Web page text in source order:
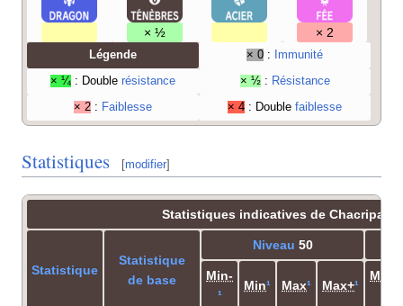
× ½ × 2
Légende × 0 : Immunité
× ¼ : Double résistance × ½ : Résistance
× 2 : Faiblesse × 4 : Double faiblesse
Statistiques [modifier]
Statistiques indicatives de Chacripan
Statistique
Statistique
de base
Niveau 50
Min-
¹
Min¹ Max¹ Max+¹
Min-